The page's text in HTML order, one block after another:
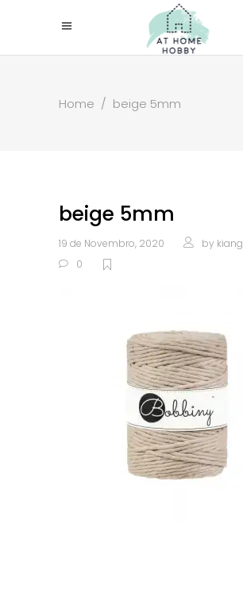
Home / beige 5mm
beige 5mm
19 de Novembro, 2020 by
0